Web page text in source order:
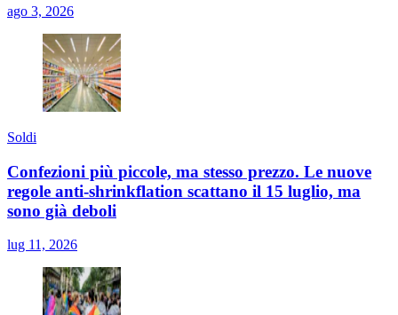
ago 3, 2026
Soldi
Confezioni più piccole, ma stesso prezzo. Le nuove
regole anti-shrinkflation scattano il 15 luglio, ma
sono già deboli
lug 11, 2026